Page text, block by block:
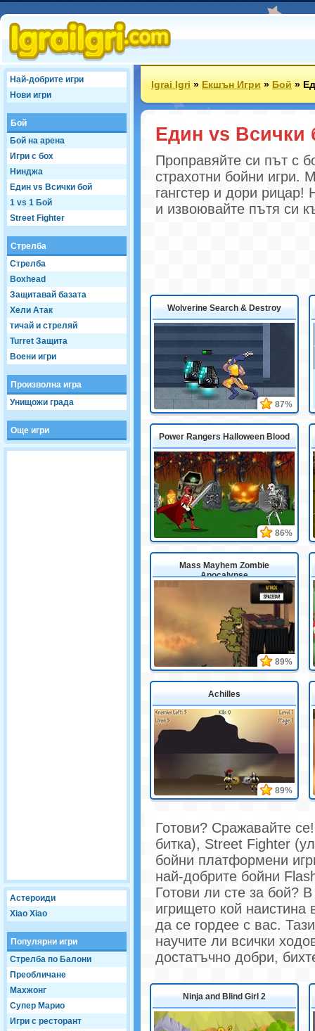
Най-добрите игри
Нови игри
Бой
Бой на арена
Игри с бох
Нинджа
Един vs Всички бой
1 vs 1 Бой
Street Fighter
Стрелба
Стрелба
Boxhead
Защитавай базата
Хели Атак
тичай и стреляй
Turret Защита
Воени игри
Произволна игра
Унищожи града
Още игри
Астероиди
Xiao Xiao
Популярни игри
Стрелба по Балони
Преобличане
Махжонг
Супер Марио
Игри с ресторант
Igrai Igri»Екшън Игри»Бой»
Един vs Всички
Проправяйте си път с
страхотни бойни игри.
гангстер и дори рицар!
и извоювайте пътя си
Wolverine Search & Destroy
87%
Power Rangers Halloween Blood
86%
Mass Mayhem Zombie
Apocalypse
89%
Achilles
89%
Готови? Сражавайте
битка), Street Fighter
бойни платформени
най-добрите бойни
Готови ли сте за бой?
игрището кой
да се гордее с вас.
научите ли всички
достатъчно добри,
Ninja and Blind Girl 2